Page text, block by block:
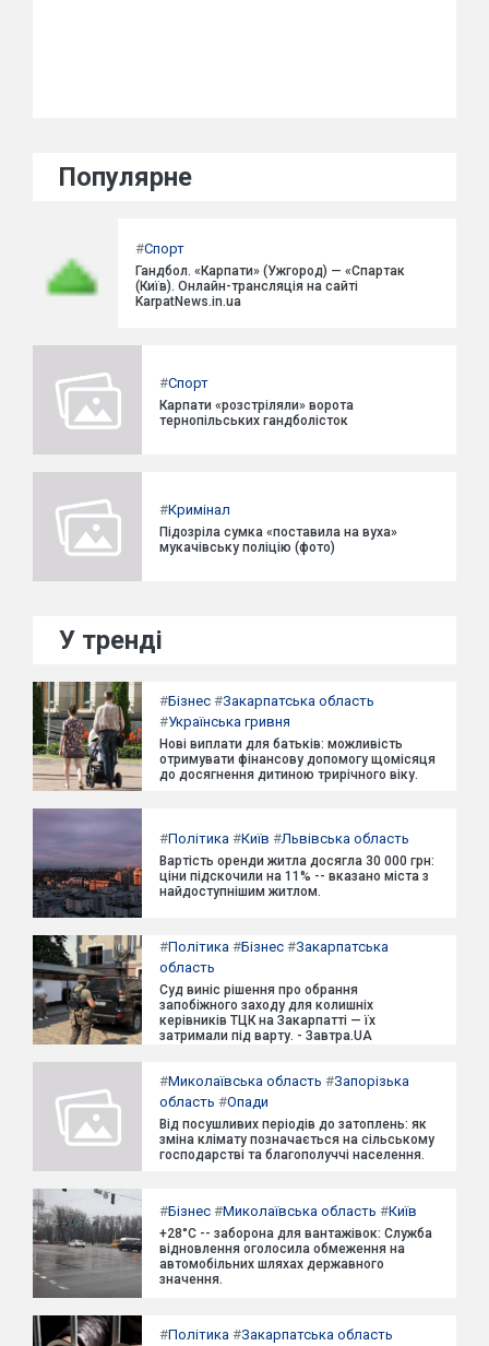
Популярне
#Спорт
Гандбол. «Карпати» (Ужгород) — «Спартак
(Київ). Онлайн-трансляція на сайті
KarpatNews.in.ua
#Спорт
Карпати «розстріляли» ворота
тернопільських гандболісток
#Кримінал
Підозріла сумка «поставила на вуха»
мукачівську поліцію (фото)
У тренді
#Бізнес #Закарпатська область
#Українська гривня
Нові виплати для батьків: можливість
отримувати фінансову допомогу щомісяця
до досягнення дитиною трирічного віку.
#Політика #Київ #Львівська область
Вартість оренди житла досягла 30 000 грн:
ціни підскочили на 11% -- вказано міста з
найдоступнішим житлом.
#Політика #Бізнес #Закарпатська
область
Суд виніс рішення про обрання
запобіжного заходу для колишніх
керівників ТЦК на Закарпатті — їх
затримали під варту. - Завтра.UA
#Миколаївська область #Запорізька
область #Опади
Від посушливих періодів до затоплень: як
зміна клімату позначається на сільському
господарстві та благополуччі населення.
#Бізнес #Миколаївська область #Київ
+28°C -- заборона для вантажівок: Служба
відновлення оголосила обмеження на
автомобільних шляхах державного
значення.
#Політика #Закарпатська область